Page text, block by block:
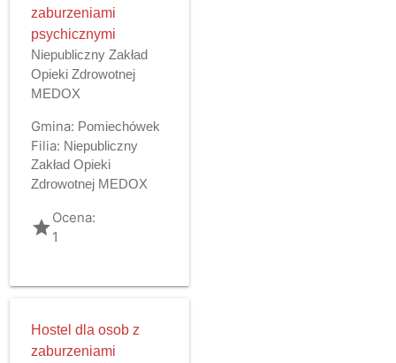
zaburzeniami
psychicznymi
Niepubliczny Zakład
Opieki Zdrowotnej
MEDOX
Gmina: Pomiechówek
Filia: Niepubliczny
Zakład Opieki
Zdrowotnej MEDOX
gradeOcena:
1
Hostel dla osob z
zaburzeniami